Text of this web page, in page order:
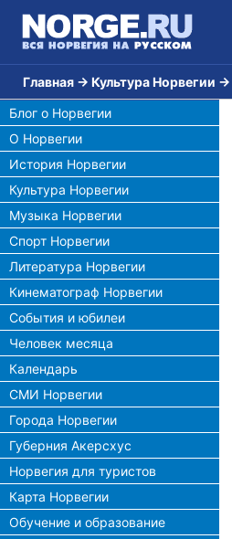
Главная → Культура Норвегии →
Блог о Норвегии
О Норвегии
История Норвегии
Культура Норвегии
Музыка Норвегии
Спорт Норвегии
Литература Норвегии
Кинематограф Норвегии
События и юбилеи
Человек месяца
Календарь
СМИ Норвегии
Города Норвегии
Губерния Акерсхус
Норвегия для туристов
Карта Норвегии
Обучение и образование